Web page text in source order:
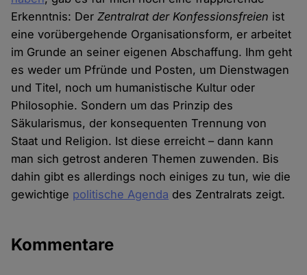
Erkenntnis: DerZentralrat der Konfessionsfreien ist
eine vorübergehende Organisationsform, er arbeitet
im Grunde an seiner eigenen Abschaffung. Ihm geht
es weder um Pfründe und Posten, um Dienstwagen
und Titel, noch um humanistische Kultur oder
Philosophie. Sondern um das Prinzip des
Säkularismus, der konsequenten Trennung von
Staat und Religion. Ist diese erreicht – dann kann
man sich getrost anderen Themen zuwenden. Bis
dahin gibt es allerdings noch einiges zu tun, wie die
gewichtige politische Agenda des Zentralrats zeigt.
Kommentare